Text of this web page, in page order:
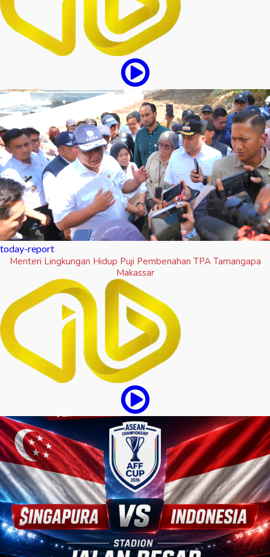
today-report
Menteri Lingkungan Hidup Puji Pembenahan TPA Tamangapa
Makassar